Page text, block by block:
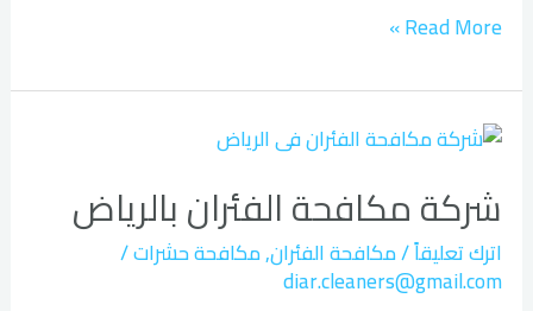
Read More »
شركة مكافحة الفئران بالرياض
اترك تعليقاً/مكافحة الفئران,مكافحة حشرات/
diar.cleaners@gmail.com
شركة
الفئران
بالرياض